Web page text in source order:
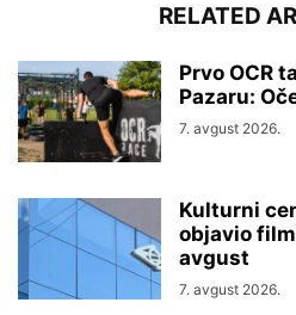
RELATED
Prvo OCR
Pazaru:
7. avgust 2026.
Kulturni
objavio
avgust
7. avgust 2026.